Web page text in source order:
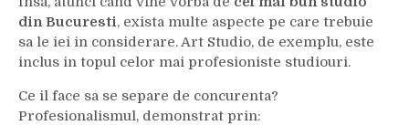
din Bucuresti, exista multe aspecte pe care trebuie
sa le iei in considerare. Art Studio, de exemplu, este
inclus in topul celor mai profesioniste studiouri.
Ce il face sa se separe de concurenta?
Profesionalismul, demonstrat prin: